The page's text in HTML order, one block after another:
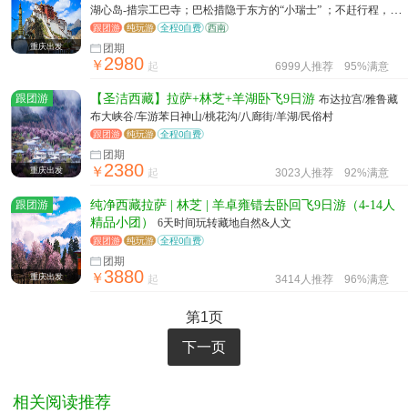
重庆出发
湖心岛-措宗工巴寺；巴松措隐于东方的“小瑞士” ；不赶行程，漫
步感受落入凡间的仙境
跟团游 纯玩游 全程0自费 西南
团期
￥2980 起 6999人推荐 95%满意
跟团游
重庆出发
【圣洁西藏】拉萨+林芝+羊湖卧飞9日游 布达拉宫/雅鲁藏
布大峡谷/车游苯日神山/桃花沟/八廊街/羊湖/民俗村
跟团游 纯玩游 全程0自费
团期
￥2380 起 3023人推荐 92%满意
跟团游
重庆出发
纯净西藏拉萨 | 林芝 | 羊卓雍错去卧回飞9日游（4-14人
精品小团）
6天时间玩转藏地自然&人文
跟团游 纯玩游 全程0自费
团期
￥3880 起 3414人推荐 96%满意
第1页
下一页
相关阅读推荐